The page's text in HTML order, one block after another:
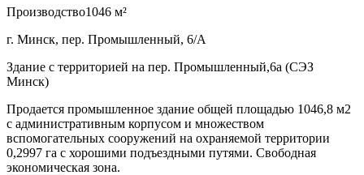
Производство1046 м²
г. Минск, пер. Промышленный, 6/А
Здание с территорией на пер. Промышленный,6а (СЭЗ
Минск)
Продается промышленное здание общей площадью 1046,8 м2
с административным корпусом и множеством
вспомогательных сооружений на охраняемой территории
0,2997 га с хорошими подъездными путями. Свободная
экономическая зона.